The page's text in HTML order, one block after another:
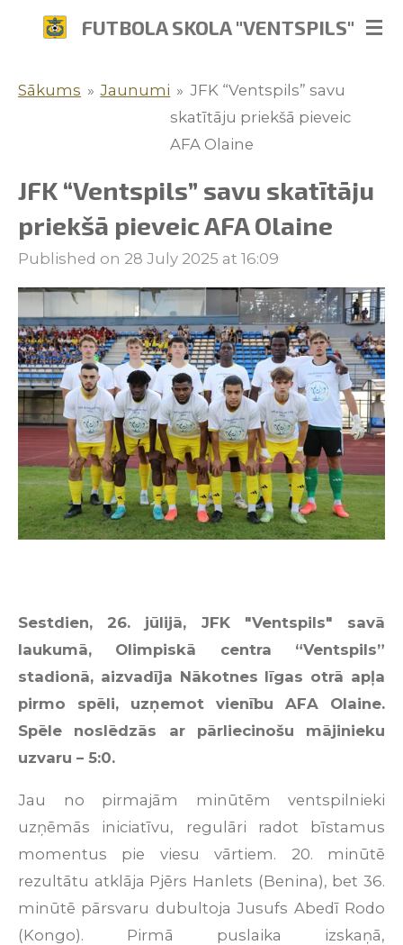
content
FUTBOLA SKOLA "VENTSPILS"
Sākums » Jaunumi » JFK “Ventspils” savu
skatītāju priekšā pieveic
AFA Olaine
JFK “Ventspils” savu skatītāju
priekšā pieveic AFA Olaine
Published on 28 July 2025 at 16:09
Sestdien, 26. jūlijā, JFK "Ventspils" savā
laukumā, Olimpiskā centra “Ventspils”
stadionā, aizvadīja Nākotnes līgas otrā apļa
pirmo spēli, uzņemot vienību AFA Olaine.
Spēle noslēdzās ar pārliecinošu mājinieku
uzvaru – 5:0.
Jau no pirmajām minūtēm ventspilnieki
uzņēmās iniciatīvu, regulāri radot bīstamus
momentus pie viesu vārtiem. 20. minūtē
rezultātu atklāja Pjērs Hanlets (Benina), bet 36.
minūtē pārsvaru dubultoja Jusufs Abedī Rodo
(Kongo). Pirmā puslaika izskaņā,